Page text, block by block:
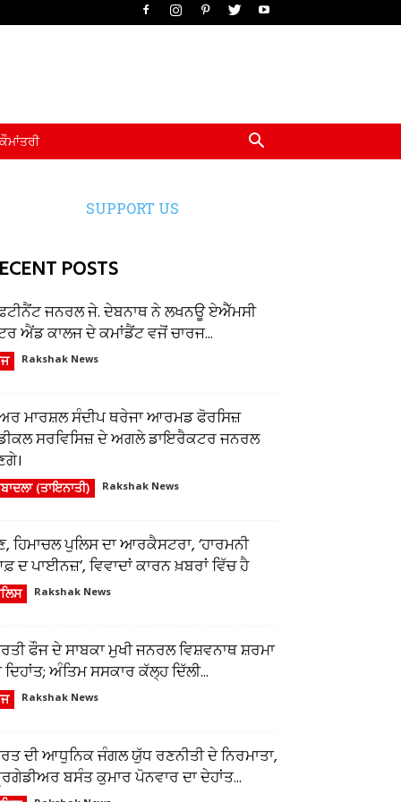
ਕੌਮਾਂਤਰੀ
SUPPORT US
POSTS
ਜਨਰਲ ਜੇ. ਦੇਬਨਾਥ ਨੇ ਲਖਨਊ ਏਐੱਮਸੀ
ਐਂਡ ਕਾਲਜ ਦੇ ਕਮਾਂਡੈਂਟ ਵਜੋਂ ਚਾਰਜ...
Rakshak News
ਮਾਰਸ਼ਲ ਸੰਦੀਪ ਥਰੇਜਾ ਆਰਮਡ ਫੋਰਸਿਜ਼
ਸਰਵਿਸਿਜ਼ ਦੇ ਅਗਲੇ ਡਾਇਰੈਕਟਰ ਜਨਰਲ
(ਤਾਇਨਾਤੀ) Rakshak News
ਹਿਮਾਚਲ ਪੁਲਿਸ ਦਾ ਆਰਕੈਸਟਰਾ, ‘ਹਾਰਮਨੀ
ਦ ਪਾਈਨਜ਼’, ਵਿਵਾਦਾਂ ਕਾਰਨ ਖ਼ਬਰਾਂ ਵਿੱਚ ਹੈ
Rakshak News
ਫੌਜ ਦੇ ਸਾਬਕਾ ਮੁਖੀ ਜਨਰਲ ਵਿਸ਼ਵਨਾਥ ਸ਼ਰਮਾ
ਦਿਹਾਂਤ; ਅੰਤਿਮ ਸਸਕਾਰ ਕੱਲ੍ਹ ਦਿੱਲੀ...
Rakshak News
ਦੀ ਆਧੁਨਿਕ ਜੰਗਲ ਯੁੱਧ ਰਣਨੀਤੀ ਦੇ ਨਿਰਮਾਤਾ,
ਬਸੰਤ ਕੁਮਾਰ ਪੋਨਵਾਰ ਦਾ ਦੇਹਾਂਤ...